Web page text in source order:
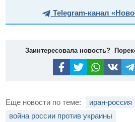
Telegram-канал
Заинтересовала новость?
Еще новости по теме:
иран-россия
война россии против украины